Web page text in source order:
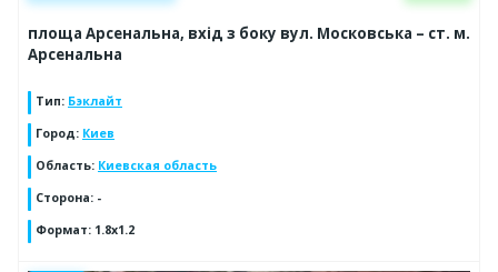
площа Арсенальна, вхід з боку вул. Московська – ст. м.
Арсенальна
Тип: Бэклайт
Город: Киев
Область: Киевская область
Сторона: -
Формат: 1.8x1.2